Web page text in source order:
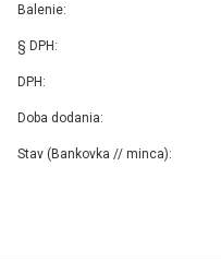
Balenie:
§ DPH:
DPH:
Doba dodania:
Stav (Bankovka // minca):